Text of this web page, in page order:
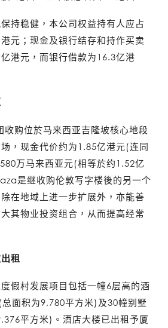
持稳健，本公司权益持有人应占
元；现金及银行结存和持作买卖
港元，而银行借款为16.3亿港
收购位於马来西亚吉隆坡核心地段
，现金代价约为1.85亿港元(连同
万马来西亚元(相等於约1.52亿
是继收购伦敦写字楼後的另一个
在地域上进一步扩展外，亦能善
其物业投资组合，从而提高经常
租
假村发展项目包括一幢6层高的酒
面积为9,780平方米)及30幢别墅
平方米)。酒店大楼已出租予厦